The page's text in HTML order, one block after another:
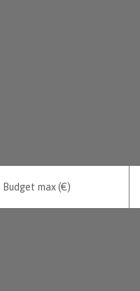
Budget max (€)